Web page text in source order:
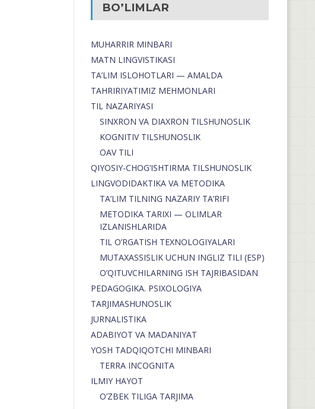
BO’LIMLAR
MUHARRIR MINBARI
MATN LINGVISTIKASI
TA’LIM ISLOHOTLARI — AMALDA
TAHRIRIYATIMIZ MEHMONLARI
TIL NAZARIYASI
SINXRON VA DIAXRON TILSHUNOSLIK
KOGNITIV TILSHUNOSLIK
OAV TILI
QIYOSIY-CHOG‘ISHTIRMA TILSHUNOSLIK
LINGVODIDAKTIKA VA METODIKA
TA’LIM TILNING NAZARIY TA’RIFI
METODIKA TARIXI — OLIMLAR
IZLANISHLARIDA
TIL O’RGATISH TEXNOLOGIYALARI
MUTAXASSISLIK UCHUN INGLIZ TILI (ESP)
O’QITUVCHILARNING ISH TAJRIBASIDAN
PEDAGOGIKA. PSIXOLOGIYA
TARJIMASHUNOSLIK
JURNALISTIKA
ADABIYOT VA MADANIYAT
YOSH TADQIQOTCHI MINBARI
TERRA INCOGNITA
ILMIY HAYOT
O’ZBEK TILIGA TARJIMA